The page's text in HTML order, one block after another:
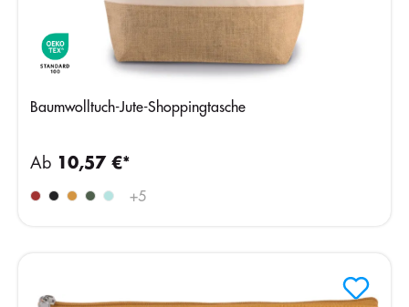
Baumwolltuch-Jute-Shoppingtasche
+5
Ab 10,57 €*